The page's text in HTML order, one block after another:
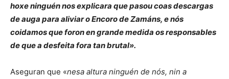
hoxe ninguén nos explicara que pasou coas descargas
de auga para aliviar o Encoro de Zamáns, e nós
coidamos que foron en grande medida os responsables
de que a desfeita fora tan brutal».
Aseguran que «nesa altura ninguén de nós, nin a